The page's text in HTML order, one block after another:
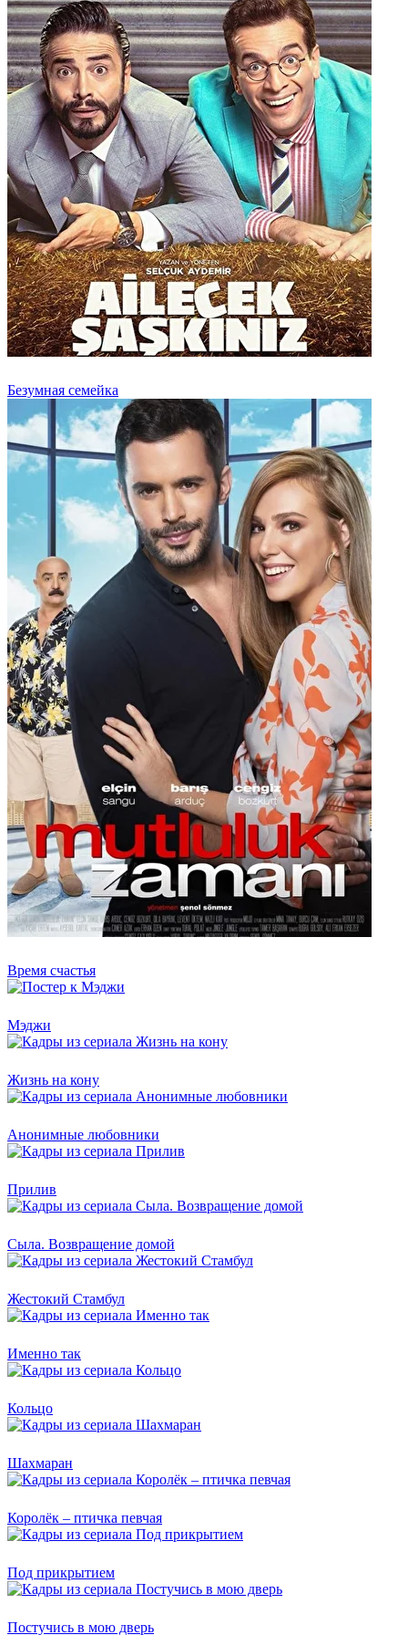
Безумная семейка
Время счастья
Мэджи
Жизнь на кону
Анонимные любовники
Прилив
Сыла. Возвращение домой
Жестокий Стамбул
Именно так
Кольцо
Шахмаран
Королёк – птичка певчая
Под прикрытием
Постучись в мою дверь